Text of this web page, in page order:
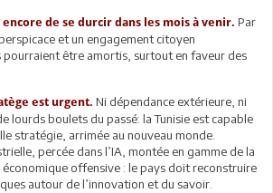
de se durcir dans les mois à venir. Par
et un engagement citoyen
pourraient être amortis, surtout en faveur des
est urgent. Ni dépendance extérieure, ni
lourds boulets du passé: la Tunisie est capable
stratégie, arrimée au nouveau monde.
percée dans l’IA, montée en gamme de la
offensive : le pays doit reconstruire
autour de l’innovation et du savoir.